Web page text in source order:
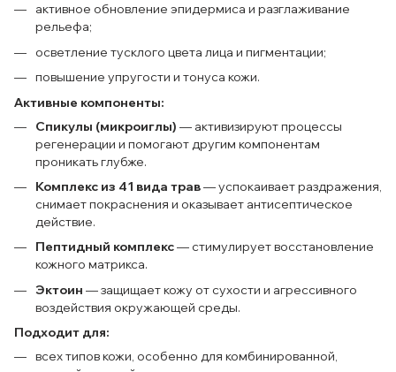
активное обновление эпидермиса и разглаживание
рельефа;
осветление тусклого цвета лица и пигментации;
повышение упругости и тонуса кожи.
Активные компоненты:
Спикулы (микроиглы) — активизируют процессы
регенерации и помогают другим компонентам
проникать глубже.
Комплекс из 41 вида трав— успокаивает раздражения,
снимает покраснения и оказывает антисептическое
действие.
Пептидный комплекс— стимулирует восстановление
кожного матрикса.
Эктоин — защищает кожу от сухости и агрессивного
воздействия окружающей среды.
Подходит для:
всех типов кожи, особенно для комбинированной,